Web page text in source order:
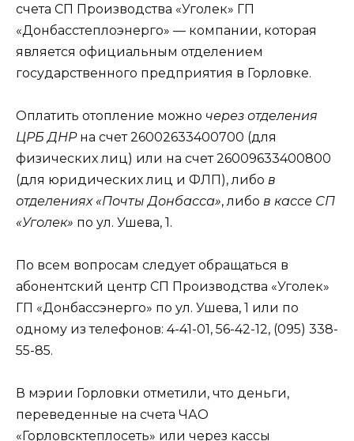
счета СП Производства «Уголек» ГП
«Донбасстеплоэнерго» — компании, которая
является официальным отделением
государственного предприятия в Горловке.
Оплатить отопление можно через отделения
ЦРБ ДНРна счет 26002633400700 (для
физических лиц) или на счет 26009633400800
(для юридических лиц и ФЛП), либо в
отделениях «Почты Донбасса», либо в кассе СП
«Уголек» по ул. Ушева, 1.
По всем вопросам следует обращаться в
абонентский центр СП Производства «Уголек»
ГП «Донбассэнерго» по ул. Ушева, 1 или по
одному из телефонов: 4-41-01, 56-42-12, (095) 338-
55-85.
В мэрии Горловки отметили, что деньги,
переведенные на счета ЧАО
«Горловсктеплосеть» или через кассы